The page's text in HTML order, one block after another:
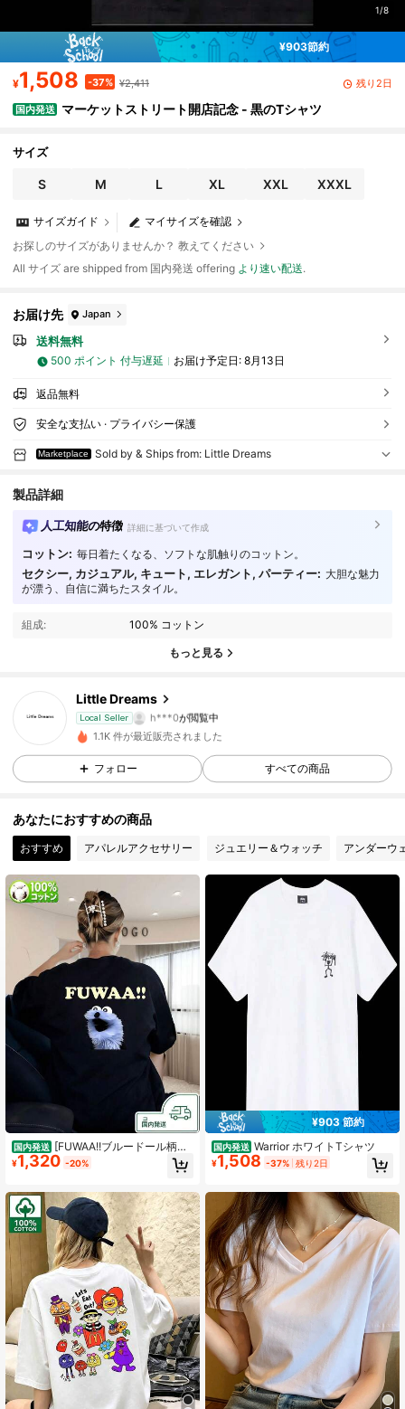
1/8
¥903節約
¥1,508 -37% ¥2,411 残り2日
国内発送 マーケットストリート開店記念 - 黒のTシャツ
サイズ
S M L XL XXL XXXL
マイサイズを確認
サイズガイド
お探しのサイズがありませんか？ 教えてください
All サイズ are shipped from 国内発送 offering より速い配送.
お届け先 Japan
送料無料
500 ポイント 付与遅延 お届け予定日: 8月13日
返品無料
安全な支払い · プライバシー保護
Marketplace Sold by & Ships from: Little Dreams
製品詳細
人工知能の特徴 詳細に基づいて作成
コットン: 毎日着たくなる、ソフトな肌触りのコットン。
セクシー, カジュアル, キュート, エレガント, パーティー: 大胆な魅力
が漂う、自信に満ちたスタイル。
組成: 100% コットン
もっと見る
Little Dreams
Local Seller
3.81 66 フォロワー
3.81 66 フォロワー
h***0
3.81
66 フォロワー
66 フォロワー
3.81 66 フォロワー
66 フォロワー
3.81 66 フォロワー
3.81 66 フォロワー
3.81 66 フォロワー
1.1K 件が最近販売されました
フォロー すべての商品
あなたにおすすめの商品
おすすめ アパレルアクセサリー ジュエリー＆ウォッチ アンダーウ
国内発送 [FUWAA!!ブルードール柄%
半袖シャツ]ブルーのぬいぐるみデザ
インが特で,「FUWAA! !」の英語テキ
れています.このシャツは,で楽しいス
タイルを強調するしています.通気性
のある材料で
¥1,320 -20%
¥903 節約
国内発送 Warrior ホワイトTシャツ
¥1,508 -37% 残り2日